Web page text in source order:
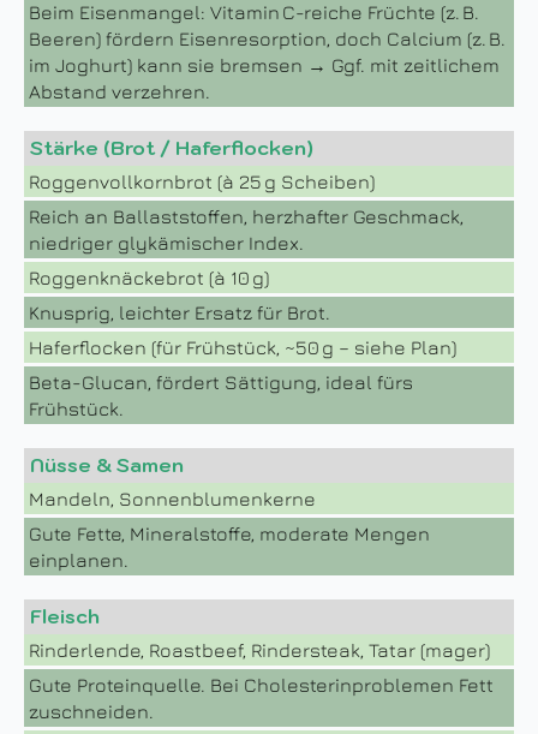
Beim Eisenmangel: Vitamin C-reiche Früchte (z. B.
Beeren) fördern Eisenresorption, doch Calcium (z. B.
im Joghurt) kann sie bremsen → Ggf. mit zeitlichem
Abstand verzehren.
Stärke (Brot / Haferflocken)
Roggenvollkornbrot (à 25 g Scheiben)
Reich an Ballaststoffen, herzhafter Geschmack,
niedriger glykämischer Index.
Roggenknäckebrot (à 10 g)
Knusprig, leichter Ersatz für Brot.
Haferflocken (für Frühstück, ~50 g – siehe Plan)
Beta-Glucan, fördert Sättigung, ideal fürs
Frühstück.
Nüsse & Samen
Mandeln, Sonnenblumenkerne
Gute Fette, Mineralstoffe, moderate Mengen
einplanen.
Fleisch
Rinderlende, Roastbeef, Rindersteak, Tatar (mager)
Gute Proteinquelle. Bei Cholesterinproblemen Fett
zuschneiden.